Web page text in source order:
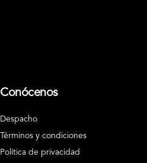
Conócenos
Despacho
Términos y condiciones
Política de privacidad